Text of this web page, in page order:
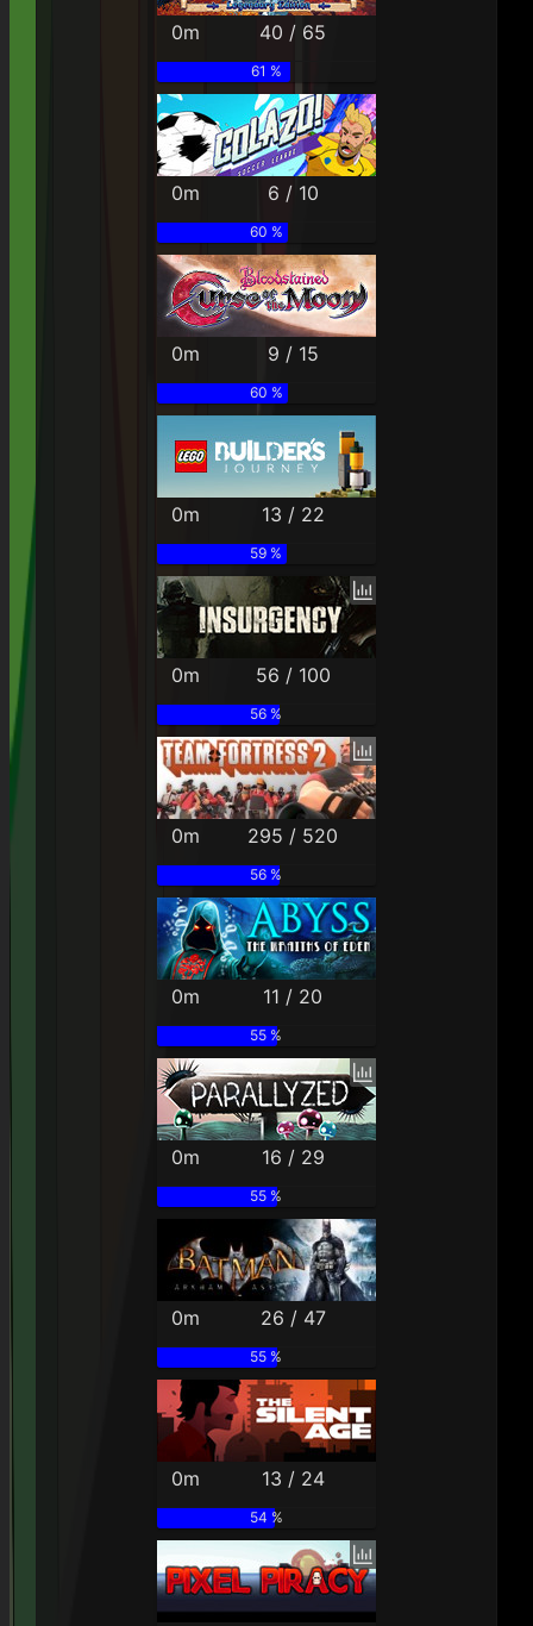
0m 40 / 65
61 %
0m 6 / 10
60 %
0m 9 / 15
60 %
0m 13 / 22
59 %
0m 56 / 100
56 %
0m 295 / 520
56 %
0m 11 / 20
55 %
0m 16 / 29
55 %
0m 26 / 47
55 %
0m 13 / 24
54 %